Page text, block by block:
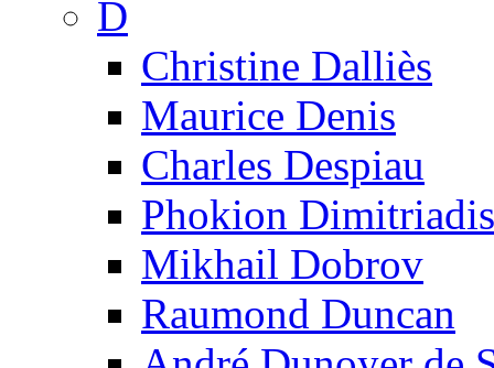
D
Christine Dalliès
Maurice Denis
Charles Despiau
Phokion Dimitriadis
Mikhail Dobrov
Raumond Duncan